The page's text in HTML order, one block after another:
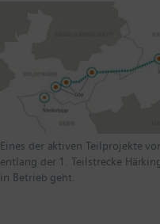
Eines der aktiven Teilprojekte
entlang der 1. Teilstrecke
in Betrieb geht.